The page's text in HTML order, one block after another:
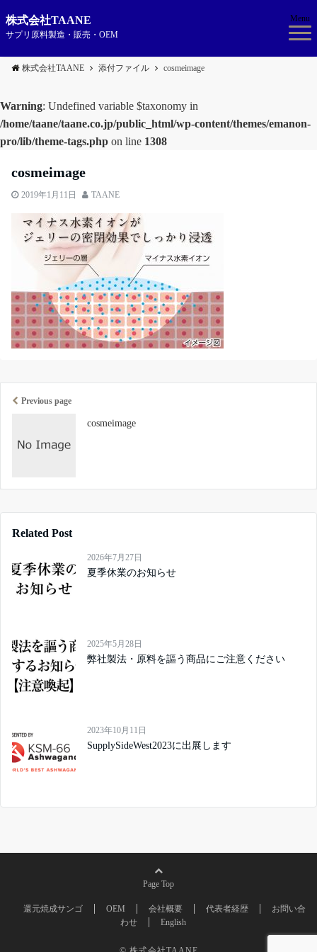
株式会社TAANE
サプリ原料製造・販売・OEM
Menu
Warning: Undefined variable $taxonomy in
/home/taane/taane.co.jp/public_html/wp-content/themes/emanon-
pro/lib/theme-tags.php on line 1308
株式会社TAANE 添付ファイル cosmeimage
cosmeimage
2019年1月11日 TAANE
Previous page
cosmeimage
Related Post
2026年7月27日
夏季休業のお知らせ
2025年5月28日
弊社製法・原料を謳う商品にご注意ください
2023年10月11日
SupplySideWest2023に出展します
Page Top
還元焼成サンゴ OEM 会社概要 代表者経歴
お問い合
わせ
English